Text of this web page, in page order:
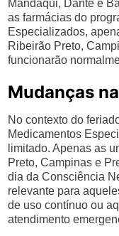
Mandaqui, Dante e
as farmácias do
Especializados,
Ribeirão Preto,
funcionarão
Mudanças
No contexto do
Medicamentos
limitado. Apenas as
Preto, Campinas e
dia da Consciência
relevante para
de uso contínuo ou
atendimento